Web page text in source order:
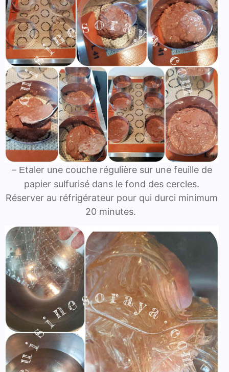
– Etaler une couche régulière sur une feuille de
papier sulfurisé dans le fond des cercles.
Réserver au réfrigérateur pour qui durci minimum
20 minutes.